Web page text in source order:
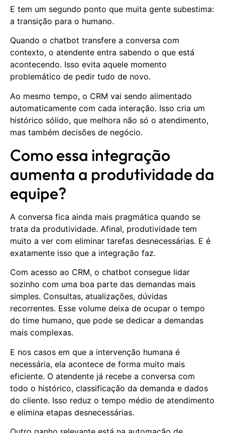
E tem um segundo ponto que muita gente subestima:
a transição para o humano.
Quando o chatbot transfere a conversa com
contexto, o atendente entra sabendo o que está
acontecendo. Isso evita aquele momento
problemático de pedir tudo de novo.
Ao mesmo tempo, o CRM vai sendo alimentado
automaticamente com cada interação. Isso cria um
histórico sólido, que melhora não só o atendimento,
mas também decisões de negócio.
Como essa integração
aumenta a produtividade da
equipe?
A conversa fica ainda mais pragmática quando se
trata da produtividade. Afinal, produtividade tem
muito a ver com eliminar tarefas desnecessárias. E é
exatamente isso que a integração faz.
Com acesso ao CRM, o chatbot consegue lidar
sozinho com uma boa parte das demandas mais
simples. Consultas, atualizações, dúvidas
recorrentes. Esse volume deixa de ocupar o tempo
do time humano, que pode se dedicar a demandas
mais complexas.
E nos casos em que a intervenção humana é
necessária, ela acontece de forma muito mais
eficiente. O atendente já recebe a conversa com
todo o histórico, classificação da demanda e dados
do cliente. Isso reduz o tempo médio de atendimento
e elimina etapas desnecessárias.